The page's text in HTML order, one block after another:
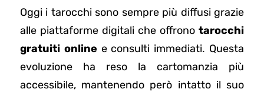
Oggi i tarocchi sono sempre più diffusi grazie
alle piattaforme digitali che offrono tarocchi
gratuiti online e consulti immediati. Questa
evoluzione ha reso la cartomanzia più
accessibile, mantenendo però intatto il suo